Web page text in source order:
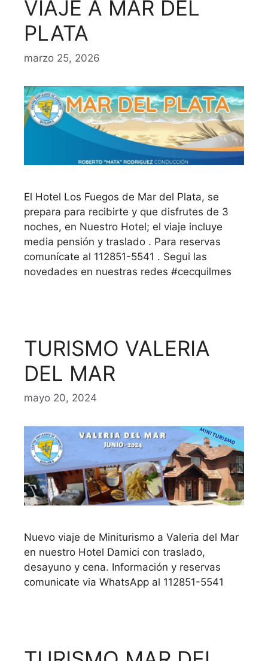
VIAJE A MAR DEL
PLATA
marzo 25, 2026
El Hotel Los Fuegos de Mar del Plata, se
prepara para recibirte y que disfrutes de 3
noches, en Nuestro Hotel; el viaje incluye
media pensión y traslado . Para reservas
comunícate al 112851-5541 . Segui las
novedades en nuestras redes #cecquilmes
TURISMO VALERIA
DEL MAR
mayo 20, 2024
Nuevo viaje de Miniturismo a Valeria del Mar
en nuestro Hotel Damici con traslado,
desayuno y cena. Información y reservas
comunicate via WhatsApp al 112851-5541